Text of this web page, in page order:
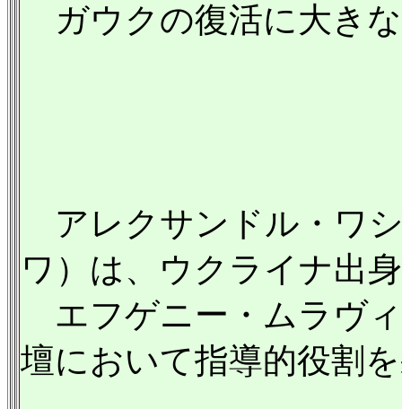
ガウクの復活に大き
アレクサンドル・ワシ
ワ）は、ウクライナ出
エフゲニー・ムラヴ
壇において指導的役割